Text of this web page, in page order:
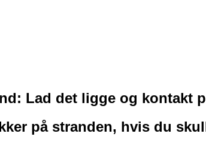
Lad det ligge og kontakt
på stranden, hvis du